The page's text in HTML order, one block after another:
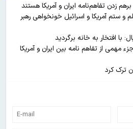
زدن تفاهم‌نامه ایران و آمریکا هستند
و ستم آمریکا و اسرائیل خونخواهی رهبر
با افتخار به خانه برگردید
مهمی از تفاهم نامه بین ایران و آمریکا
ترک کرد